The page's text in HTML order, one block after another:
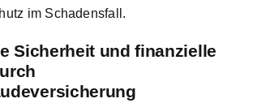
im Schadensfall.
Sicherheit und finanzielle